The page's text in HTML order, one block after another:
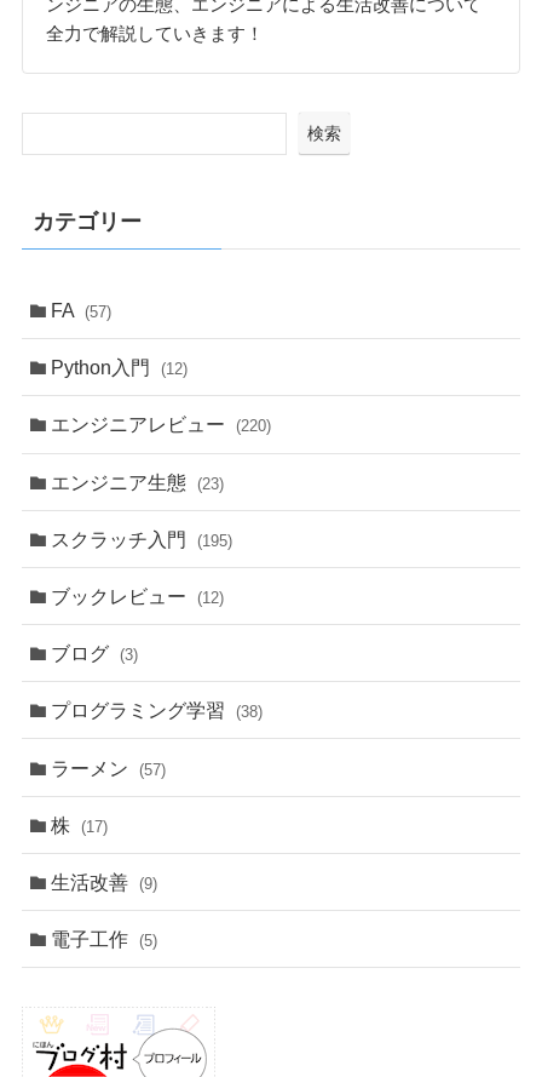
ンジニアの生態、エンジニアによる生活改善について
全力で解説していきます！
検索
カテゴリー
FA (57)
Python入門 (12)
エンジニアレビュー (220)
エンジニア生態 (23)
スクラッチ入門 (195)
ブックレビュー (12)
ブログ (3)
プログラミング学習 (38)
ラーメン (57)
株 (17)
生活改善 (9)
電子工作 (5)